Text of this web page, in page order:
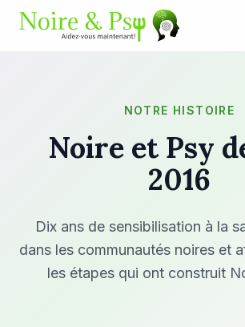
NOTRE HISTOIRE
Noire et Psy
2016
Dix ans de sensibilisation à la
dans les communautés noires et
les étapes qui ont construit